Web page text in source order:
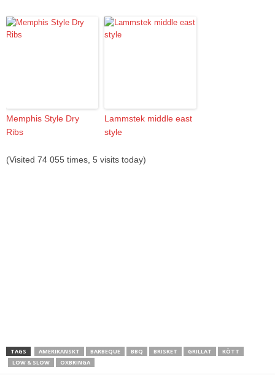
Memphis Style Dry
Ribs
Lammstek middle east
style
(Visited 74 055 times, 5 visits today)
TAGS AMERIKANSKT BARBEQUE BBQ BRISKET GRILLAT
KÖTT
LOW & SLOW
OXBRINGA